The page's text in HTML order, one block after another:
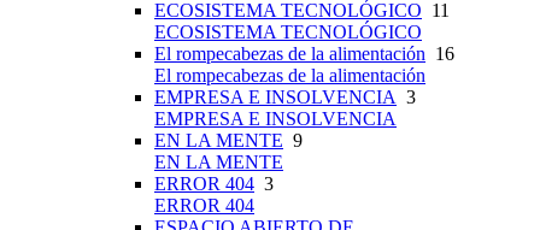
ECOSISTEMA TECNOLÓGICO 11
ECOSISTEMA TECNOLÓGICO
El rompecabezas de la alimentación 16
El rompecabezas de la alimentación
EMPRESA E INSOLVENCIA 3
EMPRESA E INSOLVENCIA
EN LA MENTE 9
EN LA MENTE
ERROR 404 3
ERROR 404